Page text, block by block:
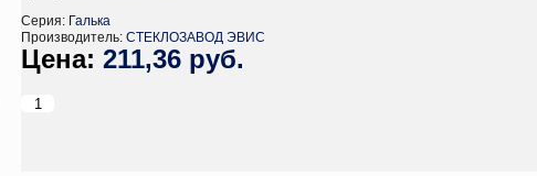
Серия: Галька
Производитель: СТЕКЛОЗАВОД ЭВИС
211,36 руб.